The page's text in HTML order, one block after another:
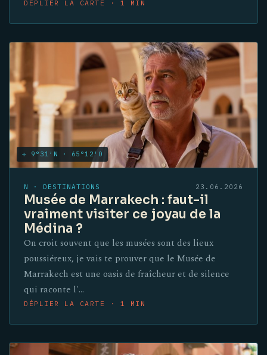
DÉPLIER LA CARTE · 1 MIN
✛ 9°31′N · 65°12′O
N · DESTINATIONS 23.06.2026
Musée de Marrakech : faut-il
vraiment visiter ce joyau de la
Médina ?
On croit souvent que les musées sont des lieux
poussiéreux, je vais te prouver que le Musée de
Marrakech est une oasis de fraîcheur et de silence
qui raconte l'…
DÉPLIER LA CARTE · 1 MIN